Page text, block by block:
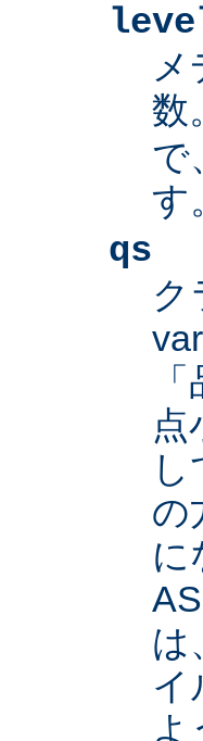
数
で
す
qs
ク
点
の
に
は
イ
よ